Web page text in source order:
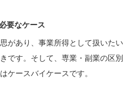
要なケース
があり、事業所得として扱いたい
です。そして、専業・副業の区別
ケースバイケースです。